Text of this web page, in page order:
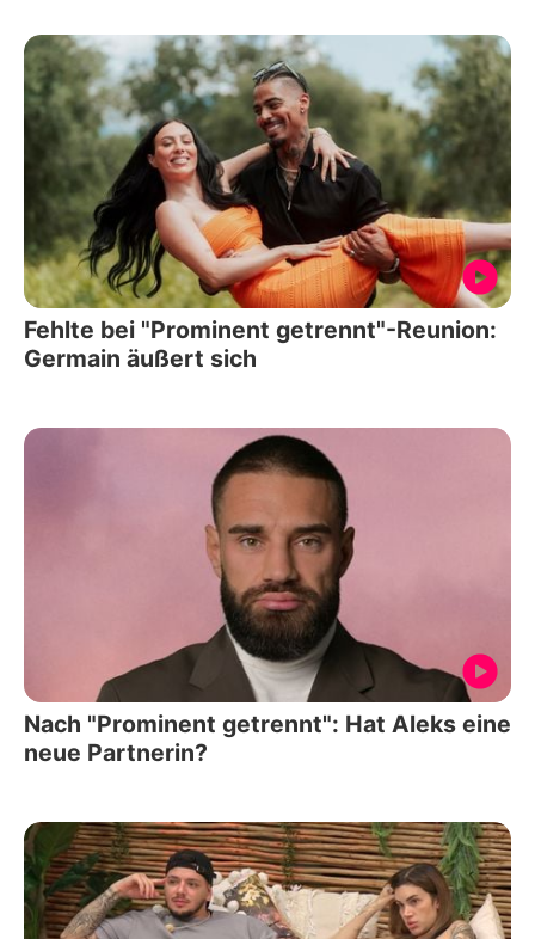
Fehlte bei "Prominent getrennt"-Reunion:
Germain äußert sich
Nach "Prominent getrennt": Hat Aleks eine
neue Partnerin?